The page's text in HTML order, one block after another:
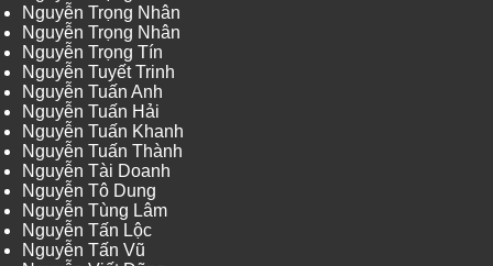
Nguyễn Trọng Nhân
Nguyễn Trọng Nhân
Nguyễn Trọng Tín
Nguyễn Tuyết Trinh
Nguyễn Tuấn Anh
Nguyễn Tuấn Hải
Nguyễn Tuấn Khanh
Nguyễn Tuấn Thành
Nguyễn Tài Doanh
Nguyễn Tô Dung
Nguyễn Tùng Lâm
Nguyễn Tấn Lộc
Nguyễn Tấn Vũ